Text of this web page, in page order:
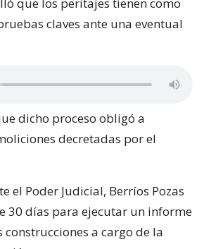
estructural. No obstante, el
porteño rechazó el recurso de
abogado especialista en
claves ante una eventual
dicho proceso obligó a
decretadas por el